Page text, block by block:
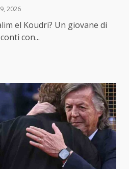
2026
el Koudri? Un giovane di
con...